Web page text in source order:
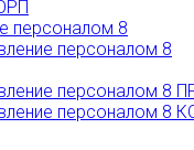
персоналом 8
персоналом 8
персоналом 8
персоналом 8